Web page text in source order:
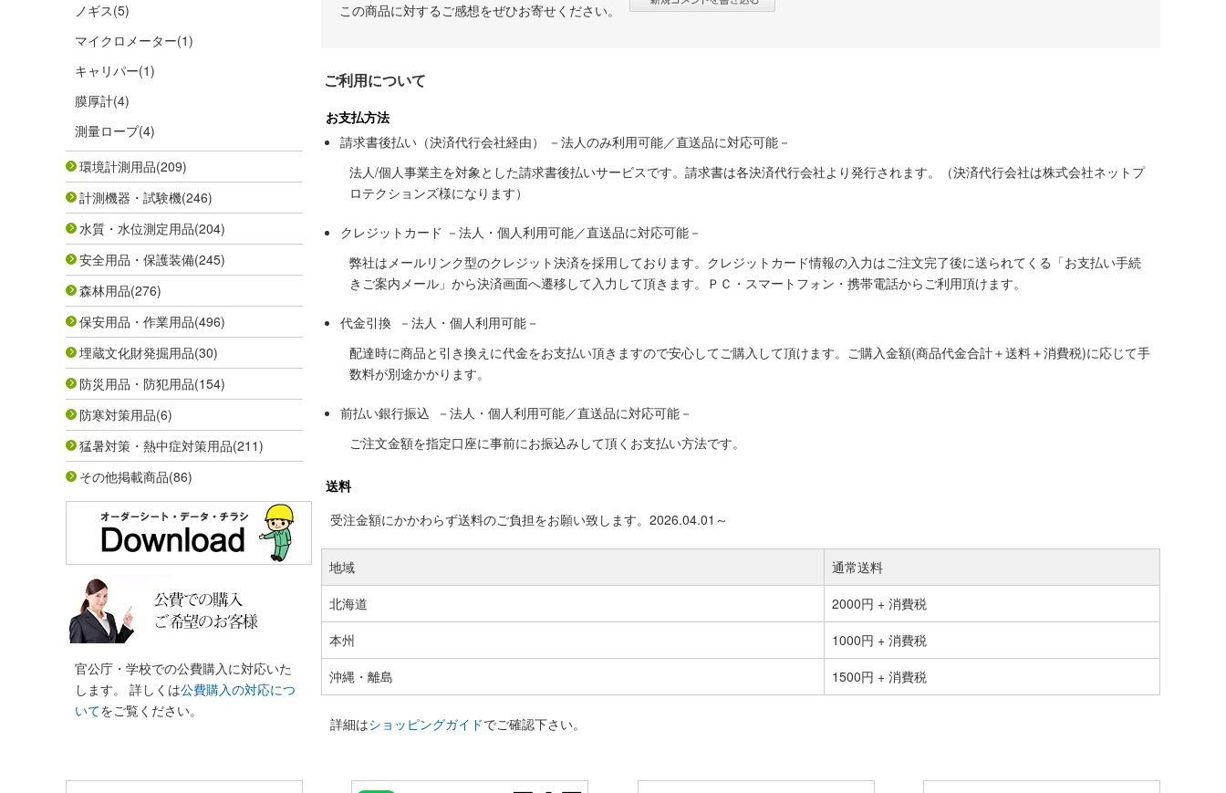
ノギス(5)
マイクロメーター(1)
キャリパー(1)
膜厚計(4)
測量ロープ(4)
環境計測用品(209)
計測機器・試験機(246)
水質・水位測定用品(204)
安全用品・保護装備(245)
森林用品(276)
保安用品・作業用品(496)
埋蔵文化財発掘用品(30)
防災用品・防犯用品(154)
防寒対策用品(6)
猛暑対策・熱中症対策用品(211)
その他掲載商品(86)
官公庁・学校での公費購入に対応いた
します。 詳しくは公費購入の対応につ
いてをご覧ください。
この商品に対するご感想をぜひお寄せください。
ご利用について
お支払方法
請求書後払い（決済代行会社経由） －法人のみ利用可能／直送品に対応可能－
法人/個人事業主を対象とした請求書後払いサービスです。請求書は各決済代行会社より発行されます。（決済代行会社は株式会社ネットプ
ロテクションズ様になります）
クレジットカード －法人・個人利用可能／直送品に対応可能－
弊社はメールリンク型のクレジット決済を採用しております。クレジットカード情報の入力はご注文完了後に送られてくる「お支払い手続
きご案内メール」から決済画面へ遷移して入力して頂きます。ＰＣ・スマートフォン・携帯電話からご利用頂けます。
代金引換 －法人・個人利用可能－
配達時に商品と引き換えに代金をお支払い頂きますので安心してご購入して頂けます。ご購入金額(商品代金合計＋送料＋消費税)に応じて手
数料が別途かかります。
前払い銀行振込 －法人・個人利用可能／直送品に対応可能－
ご注文金額を指定口座に事前にお振込みして頂くお支払い方法です。
送料
受注金額にかかわらず送料のご負担をお願い致します。2026.04.01～
地域
通常送料
北海道
2000円 + 消費税
本州
1000円 + 消費税
沖縄・離島
1500円 + 消費税
詳細はショッピングガイドでご確認下さい。